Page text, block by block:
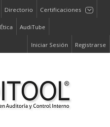
Directorio Certificaciones
AudiTube
Iniciar Sesión Registrarse